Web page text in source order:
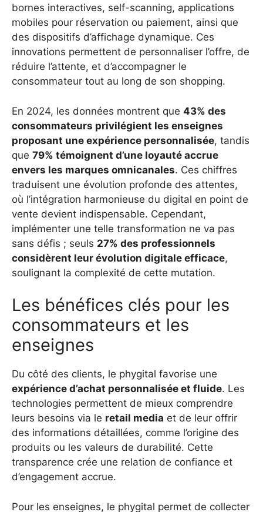
bornes interactives, self-scanning, applications
mobiles pour réservation ou paiement, ainsi que
des dispositifs d’affichage dynamique. Ces
innovations permettent de personnaliser l’offre, de
réduire l’attente, et d’accompagner le
consommateur tout au long de son shopping.
En 2024, les données montrent que 43% des
consommateurs privilégient les enseignes
proposant une expérience personnalisée, tandis
que 79% témoignent d’une loyauté accrue
envers les marques omnicanales. Ces chiffres
traduisent une évolution profonde des attentes,
où l’intégration harmonieuse du digital en point de
vente devient indispensable. Cependant,
implémenter une telle transformation ne va pas
sans défis ; seuls 27% des professionnels
considèrent leur évolution digitale efficace,
soulignant la complexité de cette mutation.
Les bénéfices clés pour les
consommateurs et les
enseignes
Du côté des clients, le phygital favorise une
expérience d’achat personnalisée et fluide. Les
technologies permettent de mieux comprendre
leurs besoins via le retail media et de leur offrir
des informations détaillées, comme l’origine des
produits ou les valeurs de durabilité. Cette
transparence crée une relation de confiance et
d’engagement accrue.
Pour les enseignes, le phygital permet de collecter